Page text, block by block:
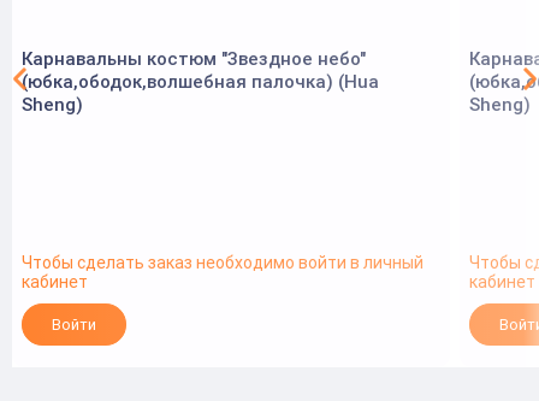
Карнавальны костюм "Звездное небо"
(юбка,ободок,волшебная палочка) (Hua
Sheng)
Чтобы сделать заказ необходимо войти в личный
кабинет
Войти
Sheng)
Чтобы
кабинет